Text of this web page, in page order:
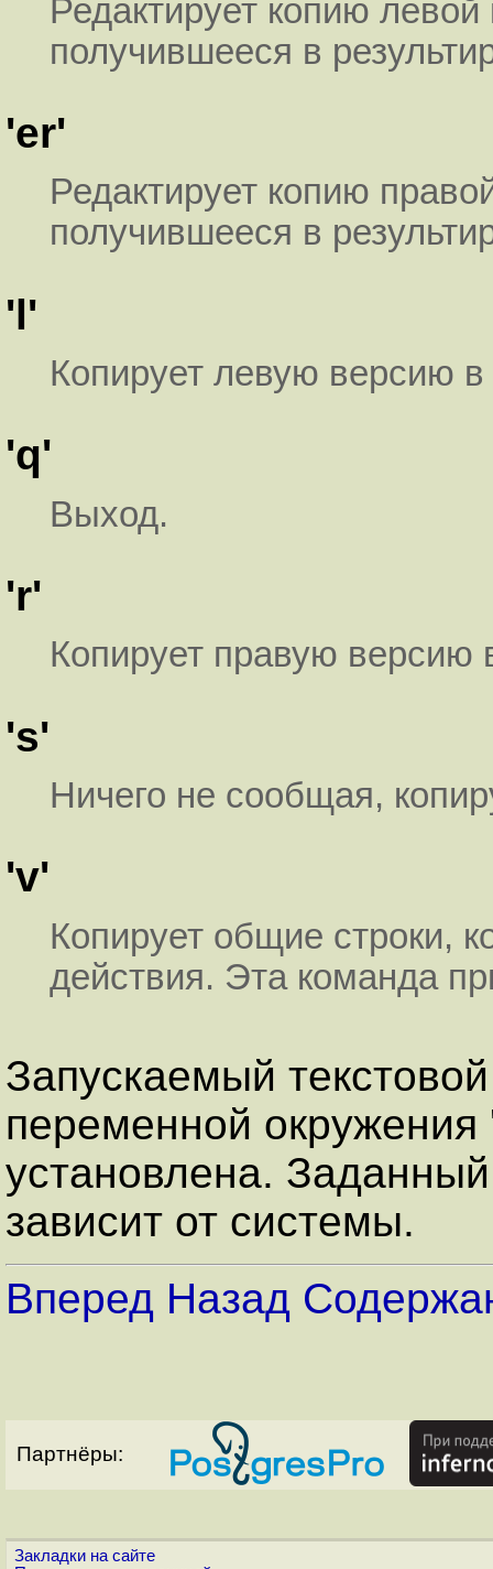
Редактирует копию
получившееся в
'er'
Редактирует копию
получившееся в
'l'
Копирует левую версию
'q'
Выход.
'r'
Копирует правую
's'
Ничего не сообщая,
'v'
Копирует общие строки,
действия. Эта команда
Запускаемый
переменной
установлена.
зависит от системы.
Вперед Назад
Партнёры:
Закладки на сайте